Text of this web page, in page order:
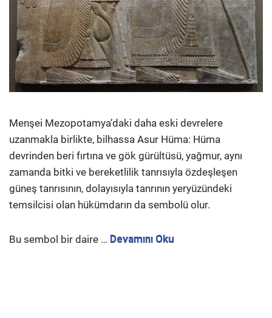
Menşei Mezopotamya’daki daha eski devrelere
uzanmakla birlikte, bilhassa Asur Hüma: Hüma
devrinden beri fırtına ve gök gürültüsü, yağmur, aynı
zamanda bitki ve bereketlilik tanrısıyla özdeşleşen
güneş tanrısının, dolayısıyla tanrının yeryüzündeki
temsilcisi olan hükümdarın da sembolü olur.
Bu sembol bir daire … Devamını Oku